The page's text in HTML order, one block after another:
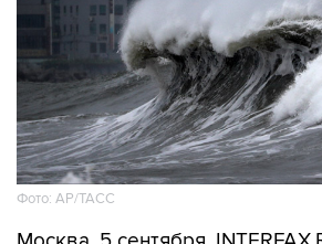
Фото: АР/ТАСС